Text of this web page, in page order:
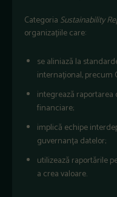
Categoria Sustainability
organizațiile care:
se aliniază la
internațional, precum
integrează
financiare;
implică echipe
guvernanța datelor;
utilizează raportările
a crea valoare.